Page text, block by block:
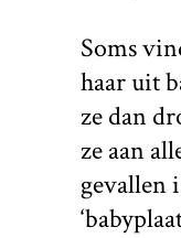
Soms
haar uit
ze dan
ze aan
gevallen